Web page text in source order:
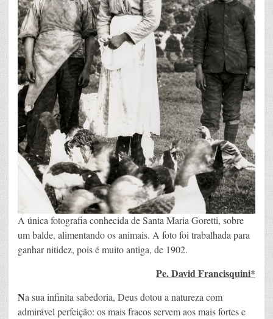
A única fotografia conhecida de Santa Maria Goretti, sobre
um balde, alimentando os animais. A foto foi trabalhada para
ganhar nitidez, pois é muito antiga, de 1902.
Pe. David Francisquini*
Na sua infinita sabedoria, Deus dotou a natureza com
admirável perfeição: os mais fracos servem aos mais fortes e